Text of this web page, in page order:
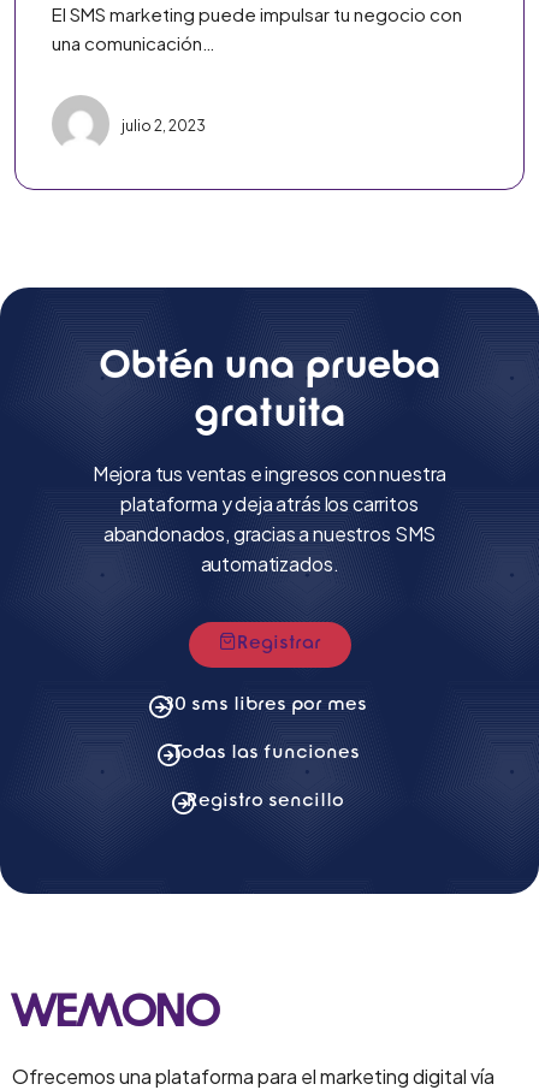
El SMS marketing puede impulsar tu negocio con
una comunicación…
julio 2, 2023
Obtén una prueba
gratuita
Mejora tus ventas e ingresos con nuestra
plataforma y deja atrás los carritos
abandonados, gracias a nuestros SMS
automatizados.
Registrar
30 sms libres por mes
Todas las funciones
Registro sencillo
WEMONO
Ofrecemos una plataforma para el marketing digital vía